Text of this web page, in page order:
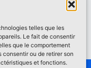
telles que les
Le fait de consentir
que le comportement
consentir ou de retirer son
et fonctions.